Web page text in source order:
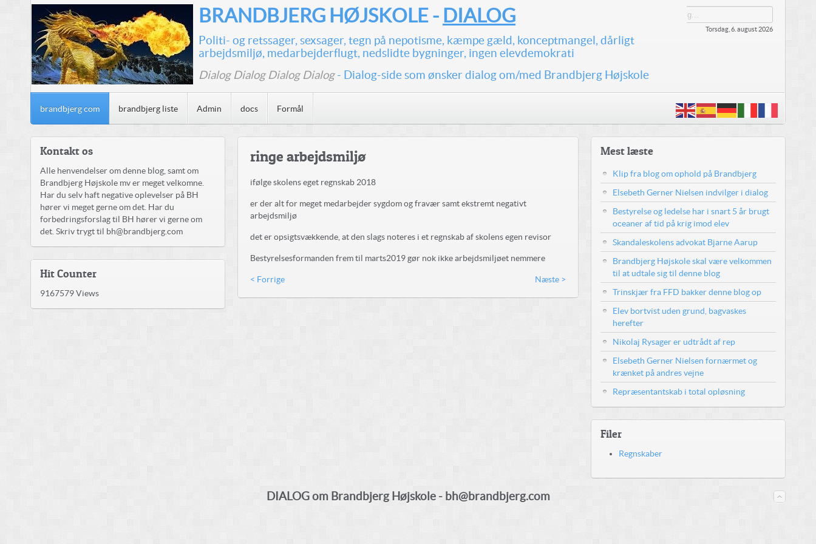
BRANDBJERG HØJSKOLE - DIALOG
Politi- og retssager, sexsager, tegn på nepotisme, kæmpe gæld, konceptmangel, dårligt
arbejdsmiljø, medarbejderflugt, nedslidte bygninger, ingen elevdemokrati
Dialog Dialog Dialog Dialog- Dialog-side som ønsker dialog om/med Brandbjerg Højskole
Torsdag, 6. august 2026
brandbjerg com brandbjerg liste Admin docs Formål
ringe arbejdsmiljø
ifølge skolens eget regnskab 2018
er der alt for meget medarbejder sygdom og fravær samt ekstremt negativt
arbejdsmiljø
det er opsigtsvækkende, at den slags noteres i et regnskab af skolens egen revisor
Bestyrelsesformanden frem til marts2019 gør nok ikke arbejdsmiljøet nemmere
< Forrige Næste >
Kontakt os
Alle henvendelser om denne blog, samt om
Brandbjerg Højskole mv er meget velkomne.
Har du selv haft negative oplevelser på BH
hører vi meget gerne om det. Har du
forbedringsforslag til BH hører vi gerne om
det. Skriv trygt til bh@brandbjerg.com
Hit Counter
9167579Views
Mest læste
Klip fra blog om ophold på Brandbjerg
Elsebeth Gerner Nielsen indvilger i dialog
Bestyrelse og ledelse har i snart 5 år brugt
oceaner af tid på krig imod elev
Skandaleskolens advokat Bjarne Aarup
Brandbjerg Højskole skal være velkommen
til at udtale sig til denne blog
Trinskjær fra FFD bakker denne blog op
Elev bortvist uden grund, bagvaskes
herefter
Nikolaj Rysager er udtrådt af rep
Elsebeth Gerner Nielsen fornærmet og
krænket på andres vejne
Repræsentantskab i total opløsning
Filer
Regnskaber
DIALOG om Brandbjerg Højskole - bh@brandbjerg.com